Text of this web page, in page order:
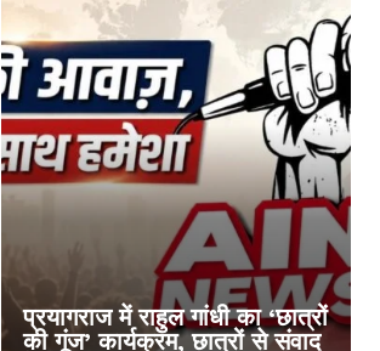
प्रयागराज में राहुल गांधी का ‘छात्रों
की गूंज’ कार्यक्रम, छात्रों से संवाद